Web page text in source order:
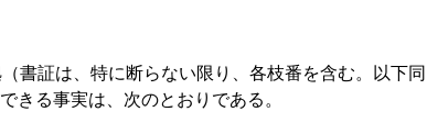
書証は、特に断らない限り、各枝番を含む。以下同
きる事実は、次のとおりである。